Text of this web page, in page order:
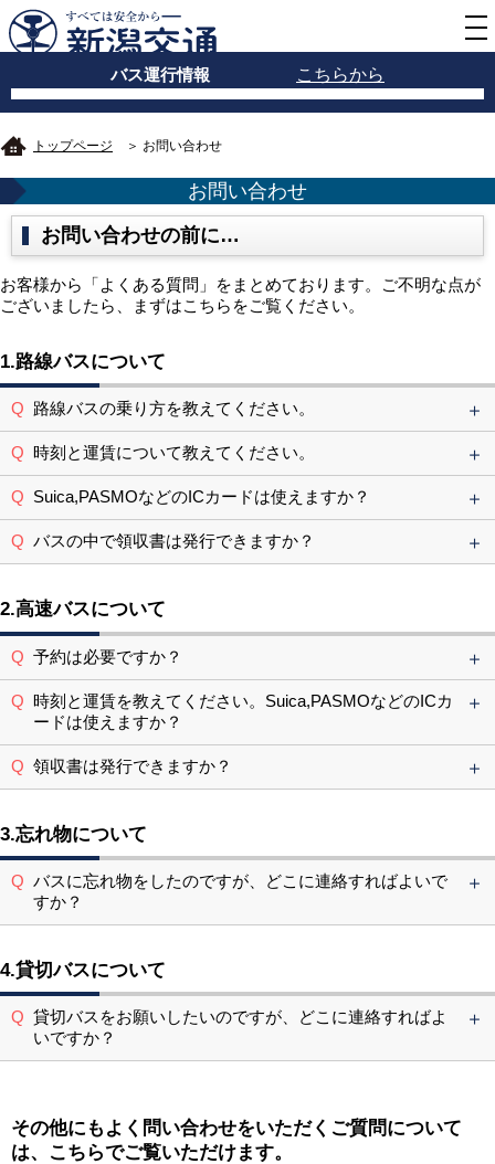
バス運行情報 こちらから
トップページ ＞ お問い合わせ
お問い合わせ
お問い合わせの前に…
お客様から「よくある質問」をまとめております。ご不明な点が
ございましたら、まずはこちらをご覧ください。
1.路線バスについて
路線バスの乗り方を教えてください。
時刻と運賃について教えてください。
Suica,PASMOなどのICカードは使えますか？
バスの中で領収書は発行できますか？
2.高速バスについて
予約は必要ですか？
時刻と運賃を教えてください。Suica,PASMOなどのICカ
ードは使えますか？
領収書は発行できますか？
3.忘れ物について
バスに忘れ物をしたのですが、どこに連絡すればよいで
すか？
4.貸切バスについて
貸切バスをお願いしたいのですが、どこに連絡すればよ
いですか？
その他にもよく問い合わせをいただくご質問について
は、こちらでご覧いただけます。